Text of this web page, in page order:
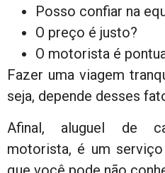
Posso confiar na
O preço é justo?
O motorista é
Fazer uma viagem
seja, depende desses
Afinal, aluguel de
motorista, é um